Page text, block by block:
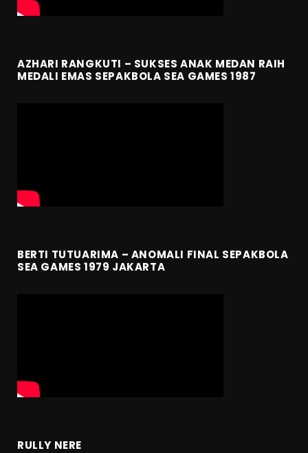
AZHARI RANGKUTI – SUKSES ANAK MEDAN RAIH
MEDALI EMAS SEPAKBOLA SEA GAMES 1987
BERTI TUTUARIMA – ANOMALI FINAL SEPAKBOLA
SEA GAMES 1979 JAKARTA
RULLY NERE